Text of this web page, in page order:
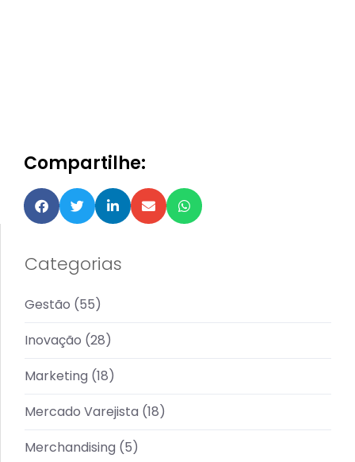
Compartilhe:
Categorias
Gestão (55)
Inovação (28)
Marketing (18)
Mercado Varejista (18)
Merchandising (5)